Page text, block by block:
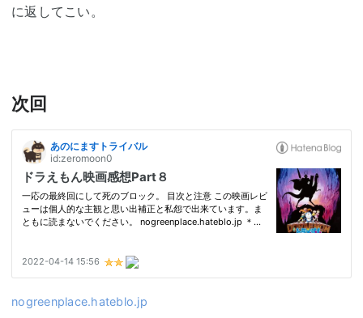
に返してこい。
次回
nogreenplace.hateblo.jp